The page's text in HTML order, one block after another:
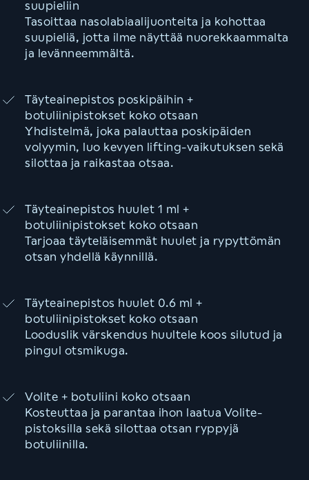
suupieliin
Tasoittaa nasolabiaalijuonteita ja kohottaa
suupieliä, jotta ilme näyttää nuorekkaammalta
ja levänneemmältä.
Täyteainepistos poskipäihin +
botuliinipistokset koko otsaan
Yhdistelmä, joka palauttaa poskipäiden
volyymin, luo kevyen lifting-vaikutuksen sekä
silottaa ja raikastaa otsaa.
Täyteainepistos huulet 1 ml +
botuliinipistokset koko otsaan
Tarjoaa täyteläisemmät huulet ja rypyttömän
otsan yhdellä käynnillä.
Täyteainepistos huulet 0.6 ml +
botuliinipistokset koko otsaan
Looduslik värskendus huultele koos silutud ja
pingul otsmikuga.
Volite + botuliini koko otsaan
Kosteuttaa ja parantaa ihon laatua Volite-
pistoksilla sekä silottaa otsan ryppyjä
botuliinilla.